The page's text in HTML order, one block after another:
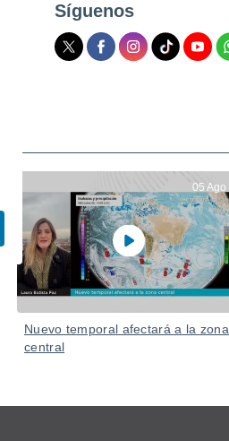
Síguenos
05 Ago
Nuevo temporal afectará a la zona
central